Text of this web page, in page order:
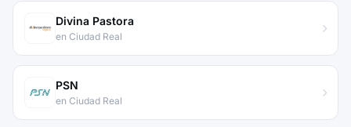
Divina Pastora
en Ciudad Real
PSN
en Ciudad Real